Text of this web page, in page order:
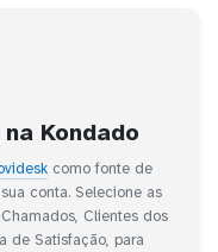
Kondado
como fonte de
conta. Selecione as
Clientes dos
de Satisfação, para